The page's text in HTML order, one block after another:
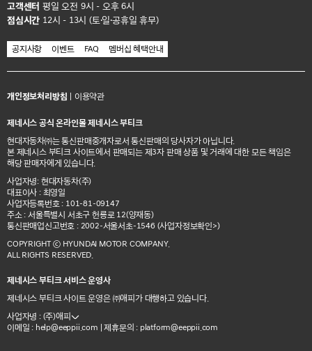
고객센터 평일 오전 9시 - 오후 6시
점심시간 12시 - 13시 (토·일·공휴일 휴무)
공지사항 이벤트 FAQ 멤버십 혜택안내
개인정보처리방침 이용약관
제네시스 공식 온라인몰 제네시스 부티크
현대자동차㈜는 통신판매중개자로서 통신판매의 당사자가 아닙니다.
본 제네시스 부티크 사이트에서 판매되는 제3자 판매 상품 및 거래에 대한 모든 책임은
해당 판매자에게 있습니다.
사업자명: 현대자동차(주)
대표이사 : 최영일
사업자등록번호 : 101-81-09147
주소 : 서울특별시 서초구 헌릉로 12(양재동)
통신판매업신고번호 : 2002-서울서초-1546 (사업자정보확인>)
COPYRIGHT ⓒ HYUNDAI MOTOR COMPANY.
ALL RIGHTS RESERVED.
제네시스 부티크 서비스 운영사
제네시스 부티크 사이트 운영은 ㈜애피가 대행하고 있습니다.
사업자명 : (주)애피
이메일 :
| 제휴문의 :